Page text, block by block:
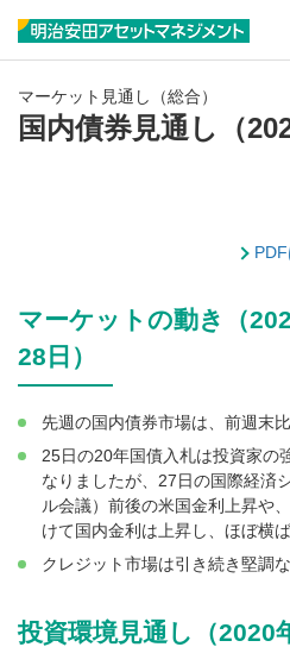
マーケット見通し（総合）
国内債券見通し（
マーケットの動き（
28日）
先週の国内債券市場は、前週末
25日の20年国債入札は投資家の
なりましたが、27日の国際経済
ル会議）前後の米国金利上昇や
けて国内金利は上昇し、ほぼ横
クレジット市場は引き続き堅調
投資環境見通し（2020